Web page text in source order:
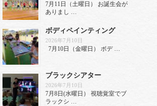
7月11日（土曜日） お誕生会が
ありまし …
ボディペインティング
2026年7月10日
7月10日（金曜日） ボデ …
ブラックシアター
2026年7月10日
7月8日(水曜日） 視聴覚室でブ
ラックシ …